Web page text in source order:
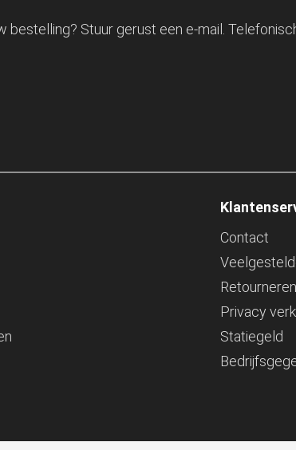
bestelling? Stuur gerust een e-mail.
Contact
Privacy
Statiegeld